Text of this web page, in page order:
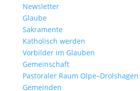
News­letter
Glaube
Sakra­mente
Katho­lisch werden
Vorbilder im Glauben
Gemein­schaft
Pasto­raler Raum Olpe–Drolshagen
Gemeinden